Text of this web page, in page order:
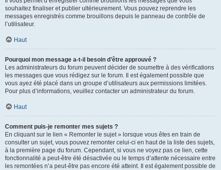
souhaitez finaliser et publier ultérieurement. Vous pouvez reprendre les
messages enregistrés comme brouillons depuis le panneau de contrôle de
l’utilisateur.
Haut
Pourquoi mon message a-t-il besoin d’être approuvé ?
Les administrateurs du forum peuvent décider de soumettre à des vérifications
les messages que vous rédigez sur le forum. Il est également possible que
vous ayez été placé dans un groupe d’utilisateurs aux permissions limitées.
Pour plus d’informations, veuillez contacter un administrateur du forum.
Haut
Comment puis-je remonter mes sujets ?
En cliquant sur le lien « Remonter le sujet » lorsque vous êtes en train de
consulter un sujet, vous pouvez remonter celui-ci en haut de la liste des sujets,
à la première page du forum. Cependant, si vous ne voyez pas ce lien, cette
fonctionnalité a peut-être été désactivée ou le temps d’attente nécessaire entre
les remontées n’a peut-être pas encore été atteint. Il est également possible de